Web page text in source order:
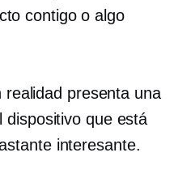
contigo o algo
realidad presenta una
dispositivo que está
interesante.